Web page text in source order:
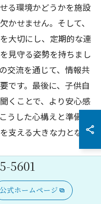
る環境かどうかを施設
かせません。そして、
大切にし、定期的な連
見守る姿勢を持ちまし
交流を通じて、情報共
です。最後に、子供自
くことで、より安心感
うした心構えと準備
支える大きな力となり
金案内はこちら
5601
公式ホームページ